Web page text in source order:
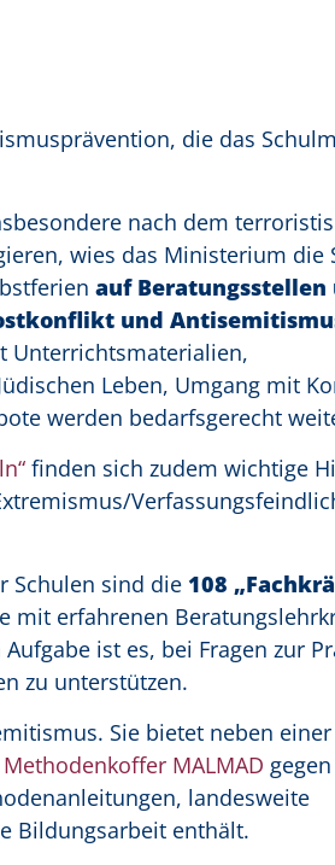
die das
nach dem
wies das Ministerium die
auf Beratungsstellen
und
Unterrichtsmaterialien,
Leben, Umgang mit
werden bedarfsgerecht
finden sich zudem wichtige
Schulen sind die 108
mit erfahrenen
ist es, bei Fragen zur
zu unterstützen.
Sie bietet neben einer
MALMAD gegen
landesweite
Bildungsarbeit enthält.